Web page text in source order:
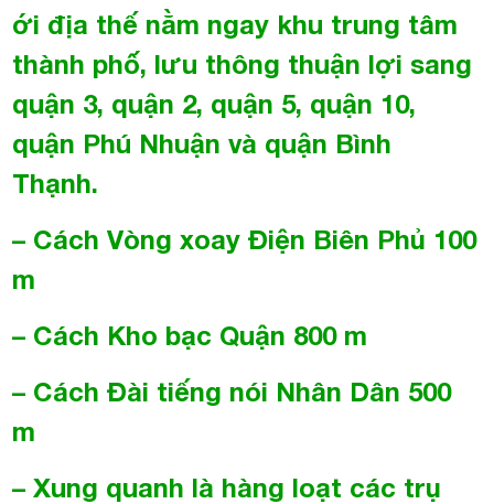
– Cách Vòng xoay Điện Biên Phủ 100
m
– Cách Kho bạc Quận 800 m
– Cách Đài tiếng nói Nhân Dân 500
m
– Xung quanh là hàng loạt các trụ
sở giao dịch ngân hàng, ATM, nhà
cho giới văn phòng trong khu vực
NGUYỄN VĂN THỦ